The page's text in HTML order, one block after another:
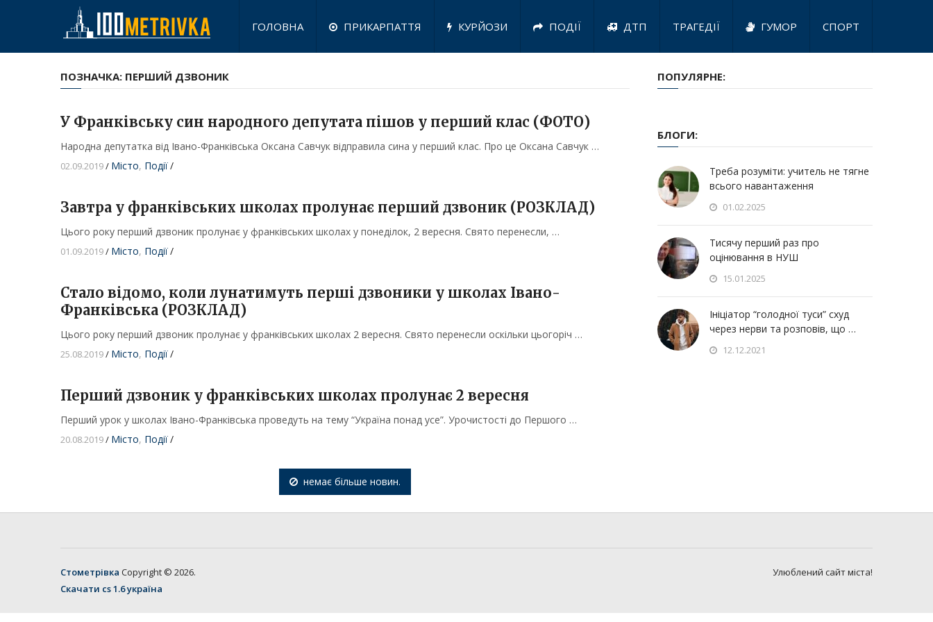
ГОЛОВНА ПРИКАРПАТТЯ КУРЙОЗИ ПОДІЇ ДТП ТРАГЕДІЇ ГУМОР СПОРТ
ПОЗНАЧКА: ПЕРШИЙ ДЗВОНИК
У Франківську син народного депутата пішов у перший клас (ФОТО)
Народна депутатка від Івано-Франківська Оксана Савчук відправила сина у перший клас. Про це Оксана Савчук …
02.09.2019/ Місто, Події/
Завтра у франківських школах пролунає перший дзвоник (РОЗКЛАД)
Цього року перший дзвоник пролунає у франківських школах у понеділок, 2 вересня. Свято перенесли, …
01.09.2019/ Місто, Події/
Стало відомо, коли лунатимуть перші дзвоники у школах Івано-
Франківська (РОЗКЛАД)
Цього року перший дзвоник пролунає у франківських школах 2 вересня. Свято перенесли оскільки цьогоріч …
25.08.2019/ Місто, Події/
Перший дзвоник у франківських школах пролунає 2 вересня
Перший урок у школах Івано-Франківська проведуть на тему “Україна понад усе”. Урочистості до Першого …
20.08.2019/ Місто, Події/
немає більше новин.
ПОПУЛЯРНЕ:
БЛОГИ:
Треба розуміти: учитель не тягне
всього навантаження
01.02.2025
Тисячу перший раз про
оцінювання в НУШ
15.01.2025
Ініціатор “голодної туси” схуд
через нерви та розповів, що …
12.12.2021
Стометрівка Copyright © 2026.
Улюблений сайт міста!
Скачати cs 1.6 україна